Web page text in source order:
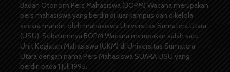
Badan Otonom Pers Mahasiswa (BOPM) Wacana merupakan
pers mahasiswa yang berdiri di luar kampus dan dikelola
secara mandiri oleh mahasiswa Universitas Sumatera Utara
(USU). Sebelumnya BOPM Wacana merupakan salah satu
Unit Kegiatan Mahasiswa (UKM) di Universitas Sumatera
Utara dengan nama Pers Mahasiswa SUARA USU yang
berdiri pada 1 Juli 1995.